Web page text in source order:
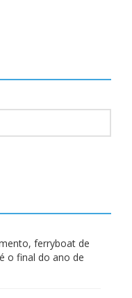
ferryboat de
o final do ano de